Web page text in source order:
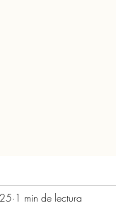
1 min de lectura